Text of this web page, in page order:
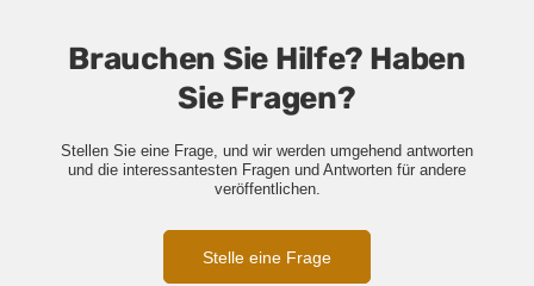
Brauchen Sie Hilfe? Haben
Sie Fragen?
Stellen Sie eine Frage, und wir werden umgehend antworten
und die interessantesten Fragen und Antworten für andere
veröffentlichen.
Stelle eine Frage